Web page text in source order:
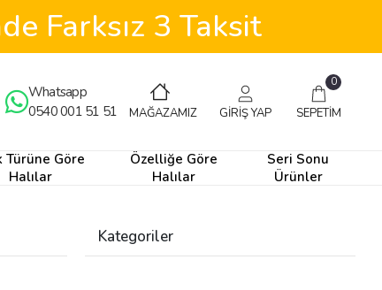
Farksız 3 Taksit
Whatsapp
0540 001 51 51
MAĞAZAMIZ GİRİŞ YAP
0
SEPETİM
Türüne Göre
Halılar
Özelliğe Göre
Halılar
Seri Sonu
Ürünler
Kategoriler